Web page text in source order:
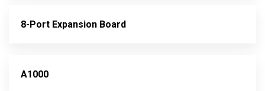
8-Port Expansion Board
A1000